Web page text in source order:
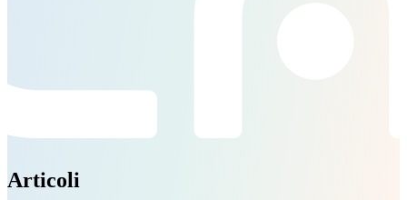
Articoli